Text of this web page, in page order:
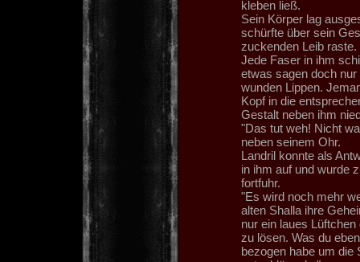
kleben ließ.
Sein Körper lag
schürfte über sein
zuckenden Leib
Jede Faser in ihm
etwas sagen doch
wunden Lippen.
Kopf in die
Gestalt neben ihm
"Das tut weh! Nicht
neben seinem Ohr.
Landril konnte als
in ihm auf und wurde
fortfuhr.
"Es wird noch mehr
alten Shalla ihre
nur ein laues
zu lösen. Was du
bezogen habe um die